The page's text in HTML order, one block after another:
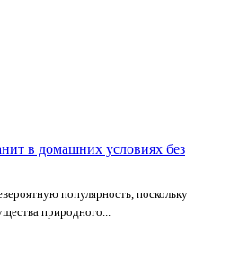
в домашних условиях без
популярность, поскольку
природного...